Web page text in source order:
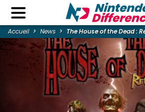
Accueil News The House of the Dead :